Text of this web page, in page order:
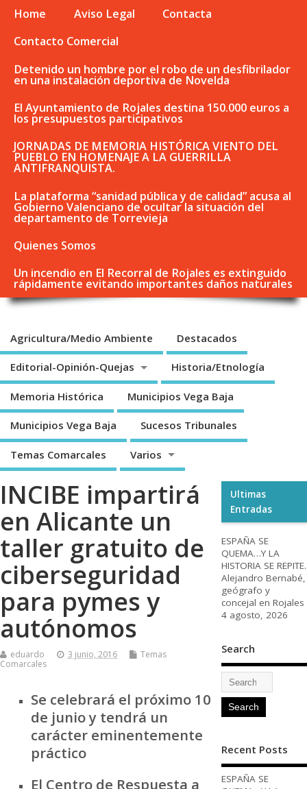
Home Aviso Legal
Contacta
Contacto Comercial
Detenido un hombre por el robo de un desfibrilador
en una instalación deportiva de Novelda
El Ayuntamiento de Rojales destina 150.000 euros a
los presupuestos participativos
JORNADAS DE MEMORIA HISTÓRICA VIENTO DEL
PUEBLO EN HOMENAJE A LA GUERRILLA
ANTIFRANQUISTA.
La plataforma “sanidad pública y de calidad” acusa al
Gobierno Valenciano de ocultar la situación del
departamento de Torrevieja
Quienes Somos
Un incendio en El Recorral de Rojales es extinguido
rápidamente evitando importantes daños naturales
Agricultura/Medio Ambiente Destacados
Editorial-Opinión-Quejas Historia/Etnología
Memoria Histórica Municipios Vega Baja
Municipios Vega Baja Sucesos Tribunales
Temas Comarcales Varios
INCIBE impartirá
en Alicante un
taller gratuito de
ciberseguridad
para pymes y
autónomos
eduardo 3 junio, 2016
Temas
Comarcales
Se celebrará el próximo 10
de junio y tendrá un
carácter eminentemente
práctico
El Centro de Respuesta a
Ultimas
Entradas
ESPAÑA SE
QUEMA…Y LA
HISTORIA SE REPITE.
Alejandro Bernabé,
geógrafo y
concejal en Rojales
4 agosto, 2026
Search
Recent Posts
ESPAÑA SE